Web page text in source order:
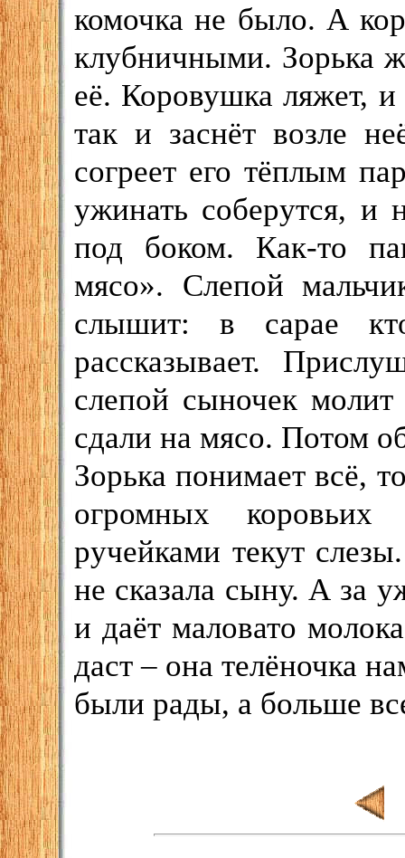
комочка не было. А
клубничными. Зорька
её. Коровушка ляжет,
так и заснёт возле
согреет его тёплым
ужинать соберутся, и
под боком. Как-то
мясо». Слепой
слышит: в сарае
рассказывает.
слепой сыночек
сдали на мясо. Потом
Зорька понимает всё,
огромных
ручейками текут
не сказала сыну. А за
и даёт маловато
даст – она телёночка
были рады, а больше